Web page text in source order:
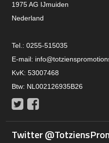
1975 AG IJmuiden
Nederland
Tel.: 0255-515035
E-mail:
KvK: 53007468
Btw: NL002126935B26
Twitter
Twitter